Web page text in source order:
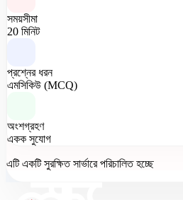
সময়সীমা
20 মিনিট
প্রশ্নের ধরন
এমসিকিউ (MCQ)
অংশগ্রহণ
একক সুযোগ
এটি একটি সুরক্ষিত সার্ভারে পরিচালিত হচ্ছে